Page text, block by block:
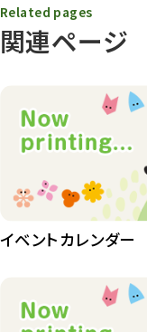
関連ページ
Related pages
イベントカレンダー